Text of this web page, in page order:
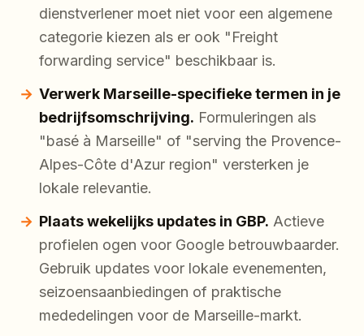
dienstverlener moet niet voor een algemene
categorie kiezen als er ook "Freight
forwarding service" beschikbaar is.
Verwerk Marseille-specifieke termen in je
bedrijfsomschrijving. Formuleringen als
"basé à Marseille" of "serving the Provence-
Alpes-Côte d'Azur region" versterken je
lokale relevantie.
Plaats wekelijks updates in GBP. Actieve
profielen ogen voor Google betrouwbaarder.
Gebruik updates voor lokale evenementen,
seizoensaanbiedingen of praktische
mededelingen voor de Marseille-markt.